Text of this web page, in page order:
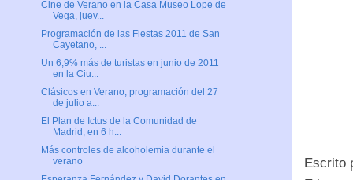
Escrito
Cine de Verano en la Casa Museo Lope de
Vega, juev...
Programación de las Fiestas 2011 de San
Cayetano, ...
Un 6,9% más de turistas en junio de 2011
en la Ciu...
Clásicos en Verano, programación del 27
de julio a...
El Plan de Ictus de la Comunidad de
Madrid, en 6 h...
Más controles de alcoholemia durante el
verano